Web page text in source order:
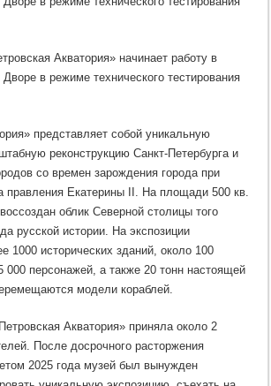
представляет собой уникальную
реконструкцию Санкт-Петербурга и
со времен зарождения города при
правления Екатерины II. На площади 500 кв.
облик Северной столицы того
русской истории. На экспозиции
1000 исторических зданий, около 100
000 персонажей, а также 20 тонн настоящей
модели кораблей.
Акватория» приняла около 2
После досрочного расторжения
2025 года музей был вынужден